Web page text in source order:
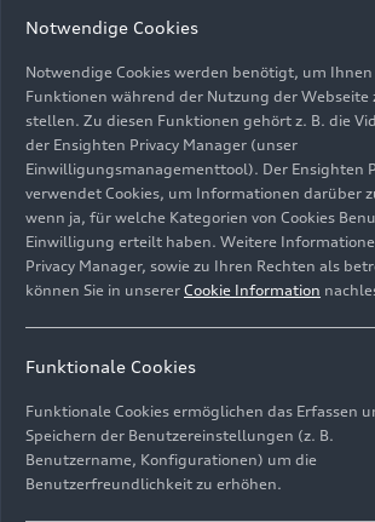
Flying Steps, LauschWerk und
Kammerorchester Ingolstadt:
„The Fairy Queen“
Bild-Nr: A243330 · Copyright: AUDI AG
Rechte: Verwendung für Pressezwecke
Notwendige Cookies
Notwendige Cookies werden benötigt, um
Funktionen während der Nutzung der Webseite
stellen. Zu diesen Funktionen gehört z. B. die
der Ensighten Privacy Manager (unser
Einwilligungsmanagementtool). Der Ensighten
verwendet Cookies, um Informationen darüber
wenn ja, für welche Kategorien von Cookies
Einwilligung erteilt haben. Weitere
Privacy Manager, sowie zu Ihren Rechten als
können Sie in unserer Cookie Information
Funktionale Cookies
Funktionale Cookies ermöglichen das Erfassen
Speichern der Benutzereinstellungen (z. B.
Benutzername, Konfigurationen) um die
Benutzerfreundlichkeit zu erhöhen.